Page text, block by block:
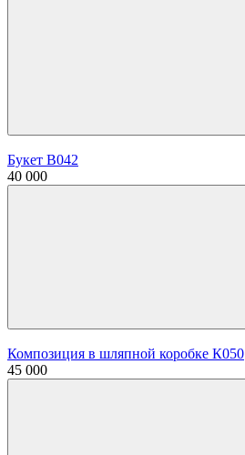
Букет В042
40 000
Композиция в шляпной коробке К050
45 000